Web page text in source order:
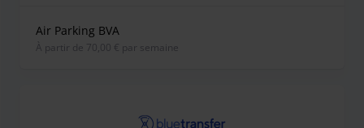
Air Parking BVA
À partir de 70,00 € par semaine